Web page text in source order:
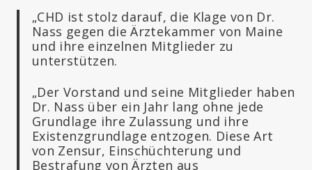
„CHD ist stolz darauf, die Klage von Dr.
Nass gegen die Ärztekammer von Maine
und ihre einzelnen Mitglieder zu
unterstützen.
„Der Vorstand und seine Mitglieder haben
Dr. Nass über ein Jahr lang ohne jede
Grundlage ihre Zulassung und ihre
Existenzgrundlage entzogen. Diese Art
von Zensur, Einschüchterung und
Bestrafung von Ärzten aus